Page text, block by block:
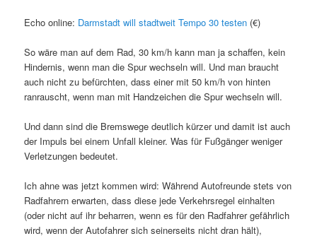
Echo online: Darmstadt will stadtweit Tempo 30 testen (€)
So wäre man auf dem Rad, 30 km/h kann man ja schaffen, kein
Hindernis, wenn man die Spur wechseln will. Und man braucht
auch nicht zu befürchten, dass einer mit 50 km/h von hinten
ranrauscht, wenn man mit Handzeichen die Spur wechseln will.
Und dann sind die Bremswege deutlich kürzer und damit ist auch
der Impuls bei einem Unfall kleiner. Was für Fußgänger weniger
Verletzungen bedeutet.
Ich ahne was jetzt kommen wird: Während Autofreunde stets von
Radfahrern erwarten, dass diese jede Verkehrsregel einhalten
(oder nicht auf ihr beharren, wenn es für den Radfahrer gefährlich
wird, wenn der Autofahrer sich seinerseits nicht dran hält),